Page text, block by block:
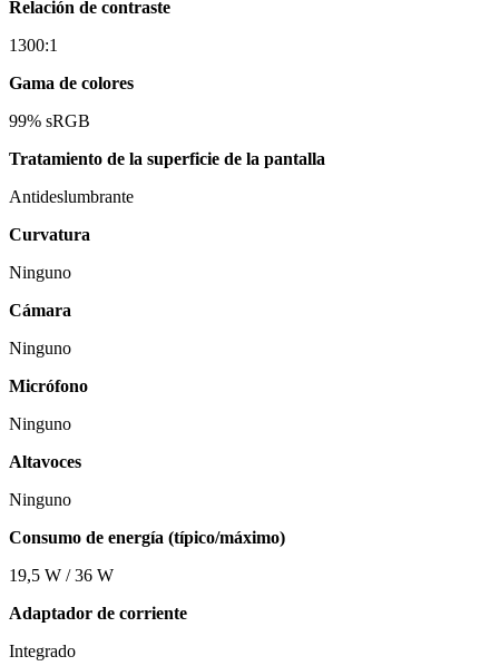
Relación de contraste
1300:1
Gama de colores
99% sRGB
Tratamiento de la superficie de la pantalla
Antideslumbrante
Curvatura
Ninguno
Cámara
Ninguno
Micrófono
Ninguno
Altavoces
Ninguno
Consumo de energía (típico/máximo)
19,5 W / 36 W
Adaptador de corriente
Integrado